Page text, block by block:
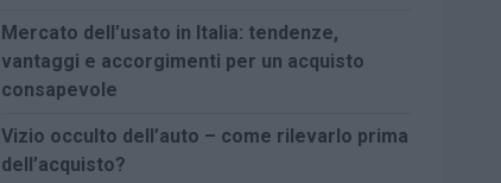
Mercato dell’usato in Italia: tendenze,
vantaggi e accorgimenti per un acquisto
consapevole
Vizio occulto dell’auto – come rilevarlo prima
dell’acquisto?